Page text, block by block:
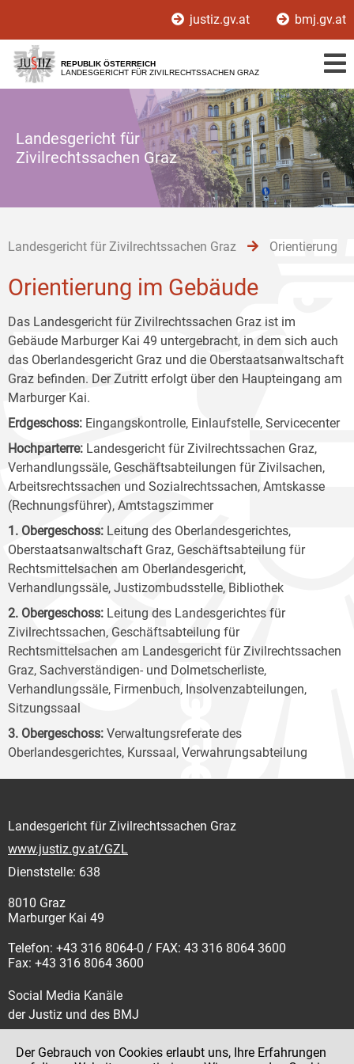
[1]
[2]
[3]
justiz.gv.at bmj.gv.at
REPUBLIK ÖSTERREICH
LANDESGERICHT FÜR ZIVILRECHTSSACHEN GRAZ
Landesgericht für
Zivilrechtssachen Graz
Landesgericht für Zivilrechtssachen Graz Orientierung
Orientierung im Gebäude
Das Landesgericht für Zivilrechtssachen Graz ist im
Gebäude Marburger Kai 49 untergebracht, in dem sich auch
das Oberlandesgericht Graz und die Oberstaatsanwaltschaft
Graz befinden. Der Zutritt erfolgt über den Haupteingang am
Marburger Kai.
Erdgeschoss: Eingangskontrolle, Einlaufstelle, Servicecenter
Hochparterre: Landesgericht für Zivilrechtssachen Graz,
Verhandlungssäle, Geschäftsabteilungen für Zivilsachen,
Arbeitsrechtssachen und Sozialrechtssachen, Amtskasse
(Rechnungsführer), Amtstagszimmer
1. Obergeschoss: Leitung des Oberlandesgerichtes,
Oberstaatsanwaltschaft Graz, Geschäftsabteilung für
Rechtsmittelsachen am Oberlandesgericht,
Verhandlungssäle, Justizombudsstelle, Bibliothek
2. Obergeschoss: Leitung des Landesgerichtes für
Zivilrechtssachen, Geschäftsabteilung für
Rechtsmittelsachen am Landesgericht für Zivilrechtssachen
Graz, Sachverständigen- und Dolmetscherliste,
Verhandlungssäle, Firmenbuch, Insolvenzabteilungen,
Sitzungssaal
3. Obergeschoss: Verwaltungsreferate des
Oberlandesgerichtes, Kurssaal, Verwahrungsabteilung
Landesgericht für Zivilrechtssachen Graz
www.justiz.gv.at/GZL
Dienststelle: 638
8010 Graz
Marburger Kai 49
Telefon: +43 316 8064-0 / FAX: 43 316 8064 3600
Fax: +43 316 8064 3600
Social Media Kanäle
der Justiz und des BMJ
Der Gebrauch von Cookies erlaubt uns, Ihre Erfahrungen